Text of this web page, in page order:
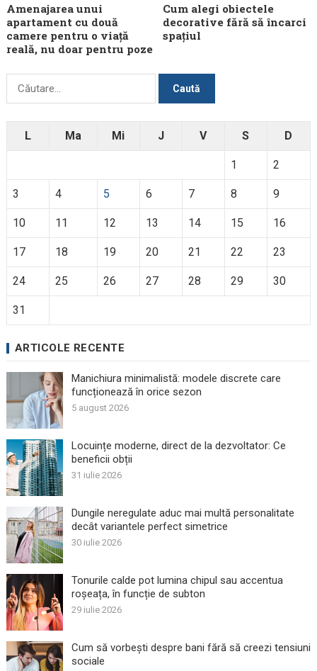
Amenajarea unui
apartament cu două
camere pentru o viață
reală, nu doar pentru poze
Cum alegi obiectele
decorative fără să încarci
spațiul
L Ma Mi J V S D
1 2
3 4 5 6 7 8 9
10 11 12 13 14 15 16
17 18 19 20 21 22 23
24 25 26 27 28 29 30
31
ARTICOLE RECENTE
Manichiura minimalistă: modele discrete care
funcționează în orice sezon
5 august 2026
Locuințe moderne, direct de la dezvoltator: Ce
beneficii obții
31 iulie 2026
Dungile neregulate aduc mai multă personalitate
decât variantele perfect simetrice
30 iulie 2026
Tonurile calde pot lumina chipul sau accentua
roșeața, în funcție de subton
29 iulie 2026
Cum să vorbești despre bani fără să creezi tensiuni
sociale